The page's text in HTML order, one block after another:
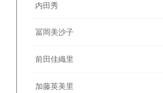
内田秀
冨岡美沙子
前田佳織里
加藤英美里